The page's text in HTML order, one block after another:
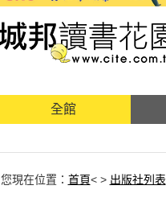
全館
您現在位置： 首頁< > 出版社列表